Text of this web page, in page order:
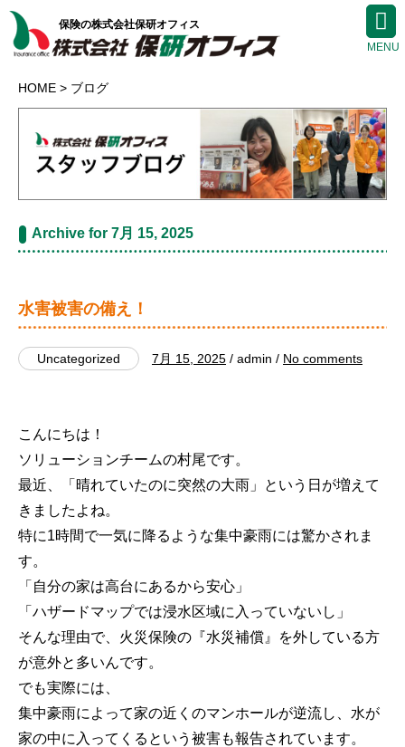
保険の株式会社保研オフィス
HOME ブログ
Archive for 7月 15, 2025
水害被害の備え！
Uncategorized 7月 15, 2025 / admin / No comments
こんにちは！
ソリューションチームの村尾です。
最近、「晴れていたのに突然の大雨」という日が増えて
きましたよね。
特に1時間で一気に降るような集中豪雨には驚かされま
す。
「自分の家は高台にあるから安心」
「ハザードマップでは浸水区域に入っていないし」
そんな理由で、火災保険の『水災補償』を外している方
が意外と多いんです。
でも実際には、
集中豪雨によって家の近くのマンホールが逆流し、水が
家の中に入ってくるという被害も報告されています。